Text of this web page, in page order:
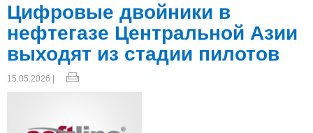
Цифровые двойники в
нефтегазе Центральной Азии
выходят из стадии пилотов
15.05.2026 |